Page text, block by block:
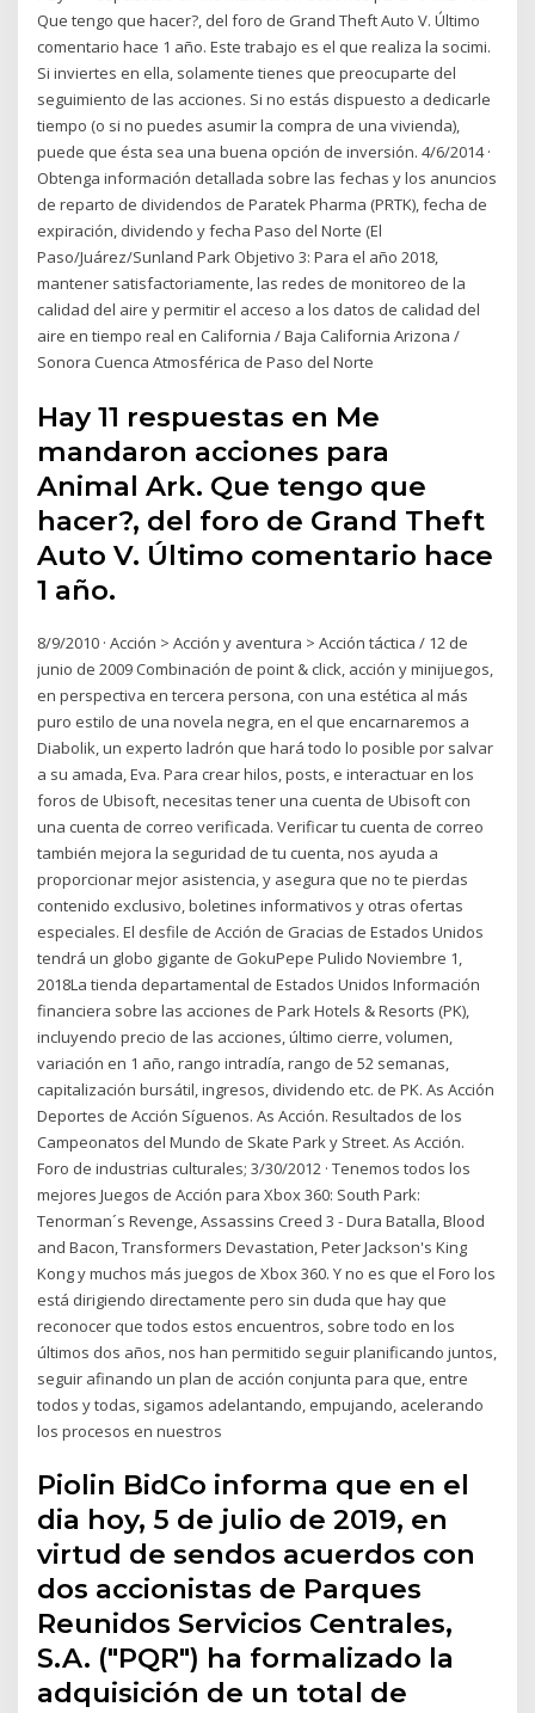
Que tengo que hacer?, del foro de Grand Theft Auto V. Último
comentario hace 1 año. Este trabajo es el que realiza la socimi.
Si inviertes en ella, solamente tienes que preocuparte del
seguimiento de las acciones. Si no estás dispuesto a dedicarle
tiempo (o si no puedes asumir la compra de una vivienda),
puede que ésta sea una buena opción de inversión. 4/6/2014 ·
Obtenga información detallada sobre las fechas y los anuncios
de reparto de dividendos de Paratek Pharma (PRTK), fecha de
expiración, dividendo y fecha Paso del Norte (El
Paso/Juárez/Sunland Park Objetivo 3: Para el año 2018,
mantener satisfactoriamente, las redes de monitoreo de la
calidad del aire y permitir el acceso a los datos de calidad del
aire en tiempo real en California / Baja California Arizona /
Sonora Cuenca Atmosférica de Paso del Norte
Hay 11 respuestas en Me
mandaron acciones para
Animal Ark. Que tengo que
hacer?, del foro de Grand Theft
Auto V. Último comentario hace
1 año.
8/9/2010 · Acción > Acción y aventura > Acción táctica / 12 de
junio de 2009 Combinación de point & click, acción y minijuegos,
en perspectiva en tercera persona, con una estética al más
puro estilo de una novela negra, en el que encarnaremos a
Diabolik, un experto ladrón que hará todo lo posible por salvar
a su amada, Eva. Para crear hilos, posts, e interactuar en los
foros de Ubisoft, necesitas tener una cuenta de Ubisoft con
una cuenta de correo verificada. Verificar tu cuenta de correo
también mejora la seguridad de tu cuenta, nos ayuda a
proporcionar mejor asistencia, y asegura que no te pierdas
contenido exclusivo, boletines informativos y otras ofertas
especiales. El desfile de Acción de Gracias de Estados Unidos
tendrá un globo gigante de GokuPepe Pulido Noviembre 1,
2018La tienda departamental de Estados Unidos Información
financiera sobre las acciones de Park Hotels & Resorts (PK),
incluyendo precio de las acciones, último cierre, volumen,
variación en 1 año, rango intradía, rango de 52 semanas,
capitalización bursátil, ingresos, dividendo etc. de PK. As Acción
Deportes de Acción Síguenos. As Acción. Resultados de los
Campeonatos del Mundo de Skate Park y Street. As Acción.
Foro de industrias culturales; 3/30/2012 · Tenemos todos los
mejores Juegos de Acción para Xbox 360: South Park:
Tenorman´s Revenge, Assassins Creed 3 - Dura Batalla, Blood
and Bacon, Transformers Devastation, Peter Jackson's King
Kong y muchos más juegos de Xbox 360. Y no es que el Foro los
está dirigiendo directamente pero sin duda que hay que
reconocer que todos estos encuentros, sobre todo en los
últimos dos años, nos han permitido seguir planificando juntos,
seguir afinando un plan de acción conjunta para que, entre
todos y todas, sigamos adelantando, empujando, acelerando
los procesos en nuestros
Piolin BidCo informa que en el
dia hoy, 5 de julio de 2019, en
virtud de sendos acuerdos con
dos accionistas de Parques
Reunidos Servicios Centrales,
S.A. ("PQR") ha formalizado la
adquisición de un total de